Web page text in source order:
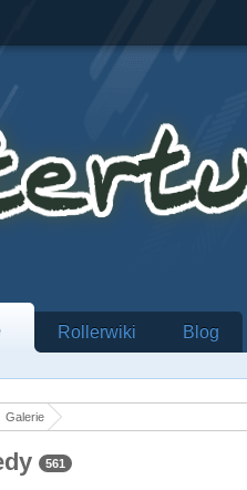
Rollerwiki Blog
Galerie
561